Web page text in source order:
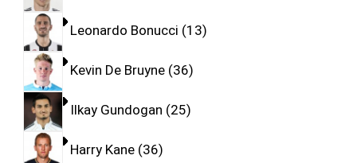
Leonardo Bonucci 13
Kevin De Bruyne 36
Ilkay Gundogan 25
Harry Kane 36